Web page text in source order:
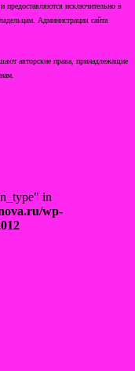
предоставляются исключительно в
Администрация сайта
авторские права, принадлежащие
in
wp-